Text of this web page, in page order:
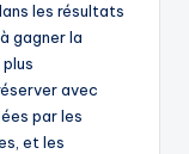
les résultats
gagner la
avec
par les
et les